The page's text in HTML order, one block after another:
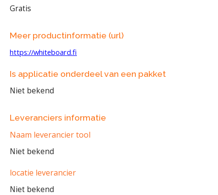
Gratis
Meer productinformatie (url)
https://whiteboard.fi
Is applicatie onderdeel van een pakket
Niet bekend
Leveranciers informatie
Naam leverancier tool
Niet bekend
locatie leverancier
Niet bekend